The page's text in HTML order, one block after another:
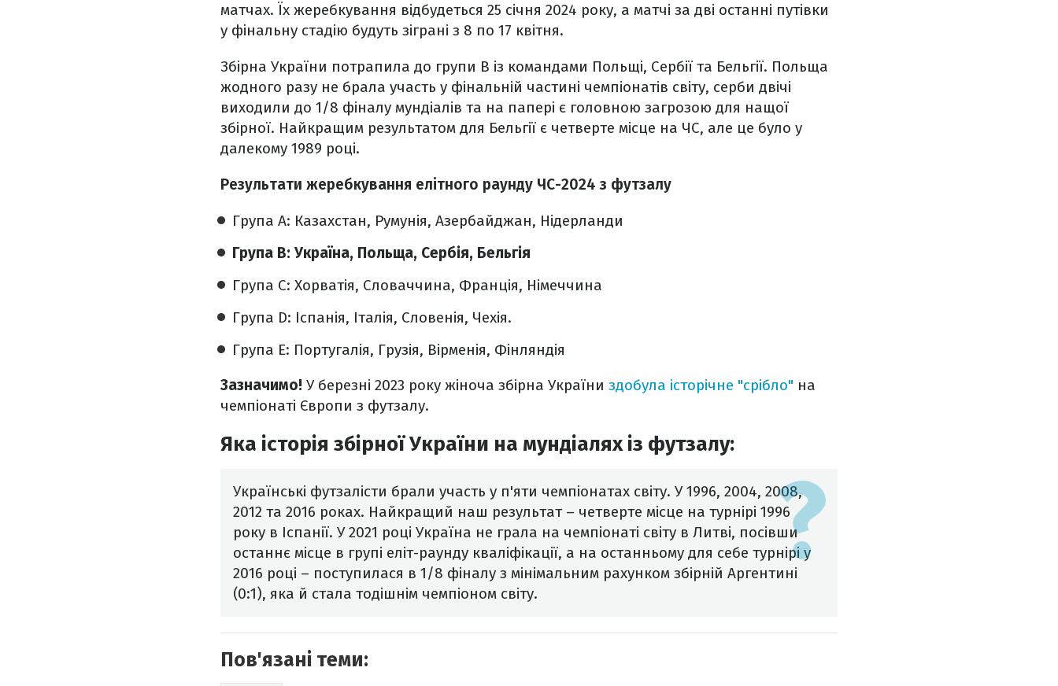
матчах. Їх жеребкування відбудеться 25 січня 2024 року, а матчі за дві останні путівки
у фінальну стадію будуть зіграні з 8 по 17 квітня.
Збірна України потрапила до групи B із командами Польщі, Сербії та Бельгії. Польща
жодного разу не брала участь у фінальній частині чемпіонатів світу, серби двічі
виходили до 1/8 фіналу мундіалів та на папері є головною загрозою для нащої
збірної. Найкращим результатом для Бельгії є четверте місце на ЧС, але це було у
далекому 1989 році.
Результати жеребкування елітного раунду ЧС-2024 з футзалу
Група A: Казахстан, Румунія, Азербайджан, Нідерланди
Група B: Україна, Польща, Сербія, Бельгія
Група C: Хорватія, Словаччина, Франція, Німеччина
Група D: Іспанія, Італія, Словенія, Чехія.
Група E: Португалія, Грузія, Вірменія, Фінляндія
Зазначимо! У березні 2023 року жіноча збірна України здобула історічне "срібло" на
чемпіонаті Європи з футзалу.
Яка історія збірної України на мундіалях із футзалу:
Українські футзалісти брали участь у п'яти чемпіонатах світу. У 1996, 2004, 2008,
2012 та 2016 роках. Найкращий наш результат – четверте місце на турнірі 1996
року в Іспанії. У 2021 році Україна не грала на чемпіонаті світу в Литві, посівши
останнє місце в групі еліт-раунду кваліфікації, а на останньому для себе турнірі у
2016 році – поступилася в 1/8 фіналу з мінімальним рахунком збірній Аргентині
(0:1), яка й стала тодішнім чемпіоном світу.
Пов'язані теми: